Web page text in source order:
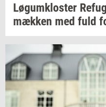
Løgum­klo­ster
mæk­ken med fuld